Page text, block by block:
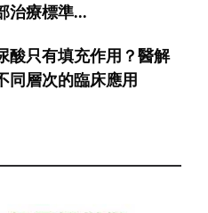
治療標準...
酸只有填充作用？醫解
同層次的臨床應用